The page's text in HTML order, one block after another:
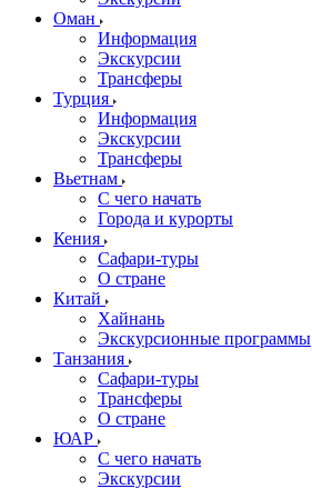
Оман
Информация
Экскурсии
Трансферы
Турция
Информация
Экскурсии
Трансферы
Вьетнам
С чего начать
Города и курорты
Кения
Сафари-туры
О стране
Китай
Хайнань
Экскурсионные программы
Танзания
Сафари-туры
Трансферы
О стране
ЮАР
С чего начать
Экскурсии